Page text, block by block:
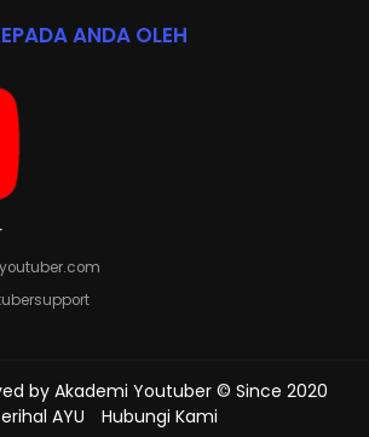
ANDA OLEH
by Akademi Youtuber © Since 2020
AYU
Hubungi Kami